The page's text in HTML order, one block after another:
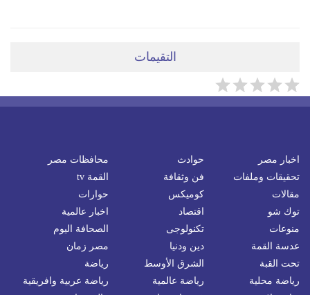
التقيمات
اخبار مصر حوادث
محافظات مصر
تحقيقات وملفات
فن وثقافة
القمة tv
مقالات
كوميكس
حوارات
توك شو
اقتصاد
اخبار عالمية
منوعات
تكنولوجى
الصحافة اليوم
عدسة القمة
دين ودنيا
مصر زمان
تحت القبة
الشرق الأوسط
رياضة
رياضة محلية
رياضة عالمية
رياضة عربية وافريقية